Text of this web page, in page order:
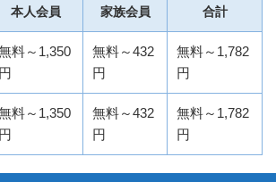
本人会員 家族会員 合計
料～1,350
円
無料～432
円
無料～1,782
円
料～1,350
円
無料～432
円
無料～1,782
円